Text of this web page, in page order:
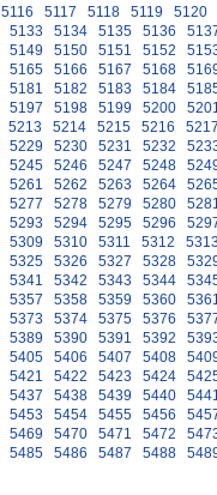
5116 5117 5118 5119
5120
5133 5134 5135 5136
5149 5150 5151 5152
5165 5166 5167 5168
5181 5182 5183 5184
5197 5198 5199 5200
5213 5214 5215 5216
5229 5230 5231 5232
5245 5246 5247 5248
5261 5262 5263 5264
5277 5278 5279 5280
5293 5294 5295 5296
5309 5310 5311 5312
5325 5326 5327 5328
5341 5342 5343 5344
5357 5358 5359 5360
5373 5374 5375 5376
5389 5390 5391 5392
5405 5406 5407 5408
5421 5422 5423 5424
5437 5438 5439 5440
5453 5454 5455 5456
5469 5470 5471 5472
5485 5486 5487 5488